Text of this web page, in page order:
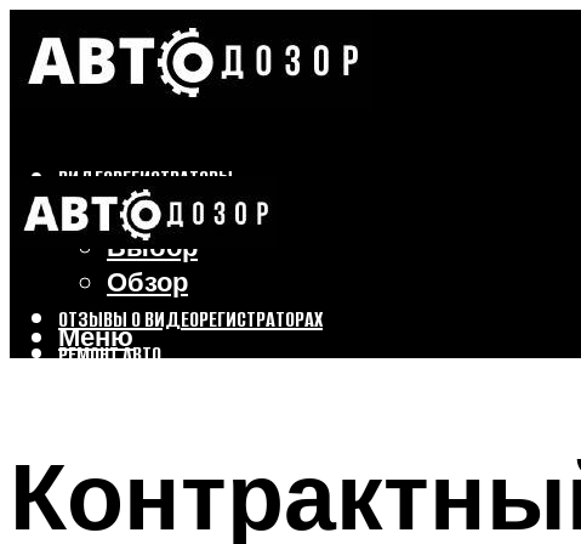
ВИДЕОРЕГИСТРАТОРЫ
Бренды
Выбор
Обзор
ОТЗЫВЫ О ВИДЕОРЕГИСТРАТОРАХ
РЕМОНТ АВТО
Меню
Меню